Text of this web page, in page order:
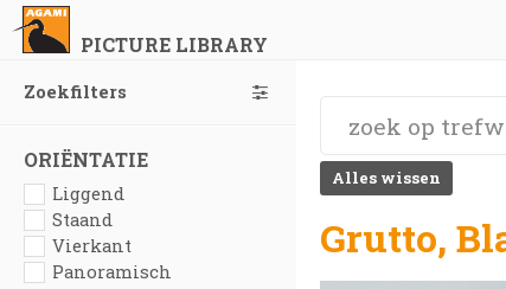
PICTURE LIBRARY
Zoekfilters
ORIËNTATIE
Liggend
Staand
Vierkant
Panoramisch
Alles wissen
Grutto,